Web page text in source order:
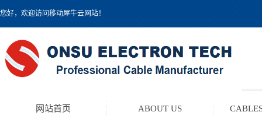
您好，欢迎访问移动犀牛云网站！
网站首页 ABOUT US